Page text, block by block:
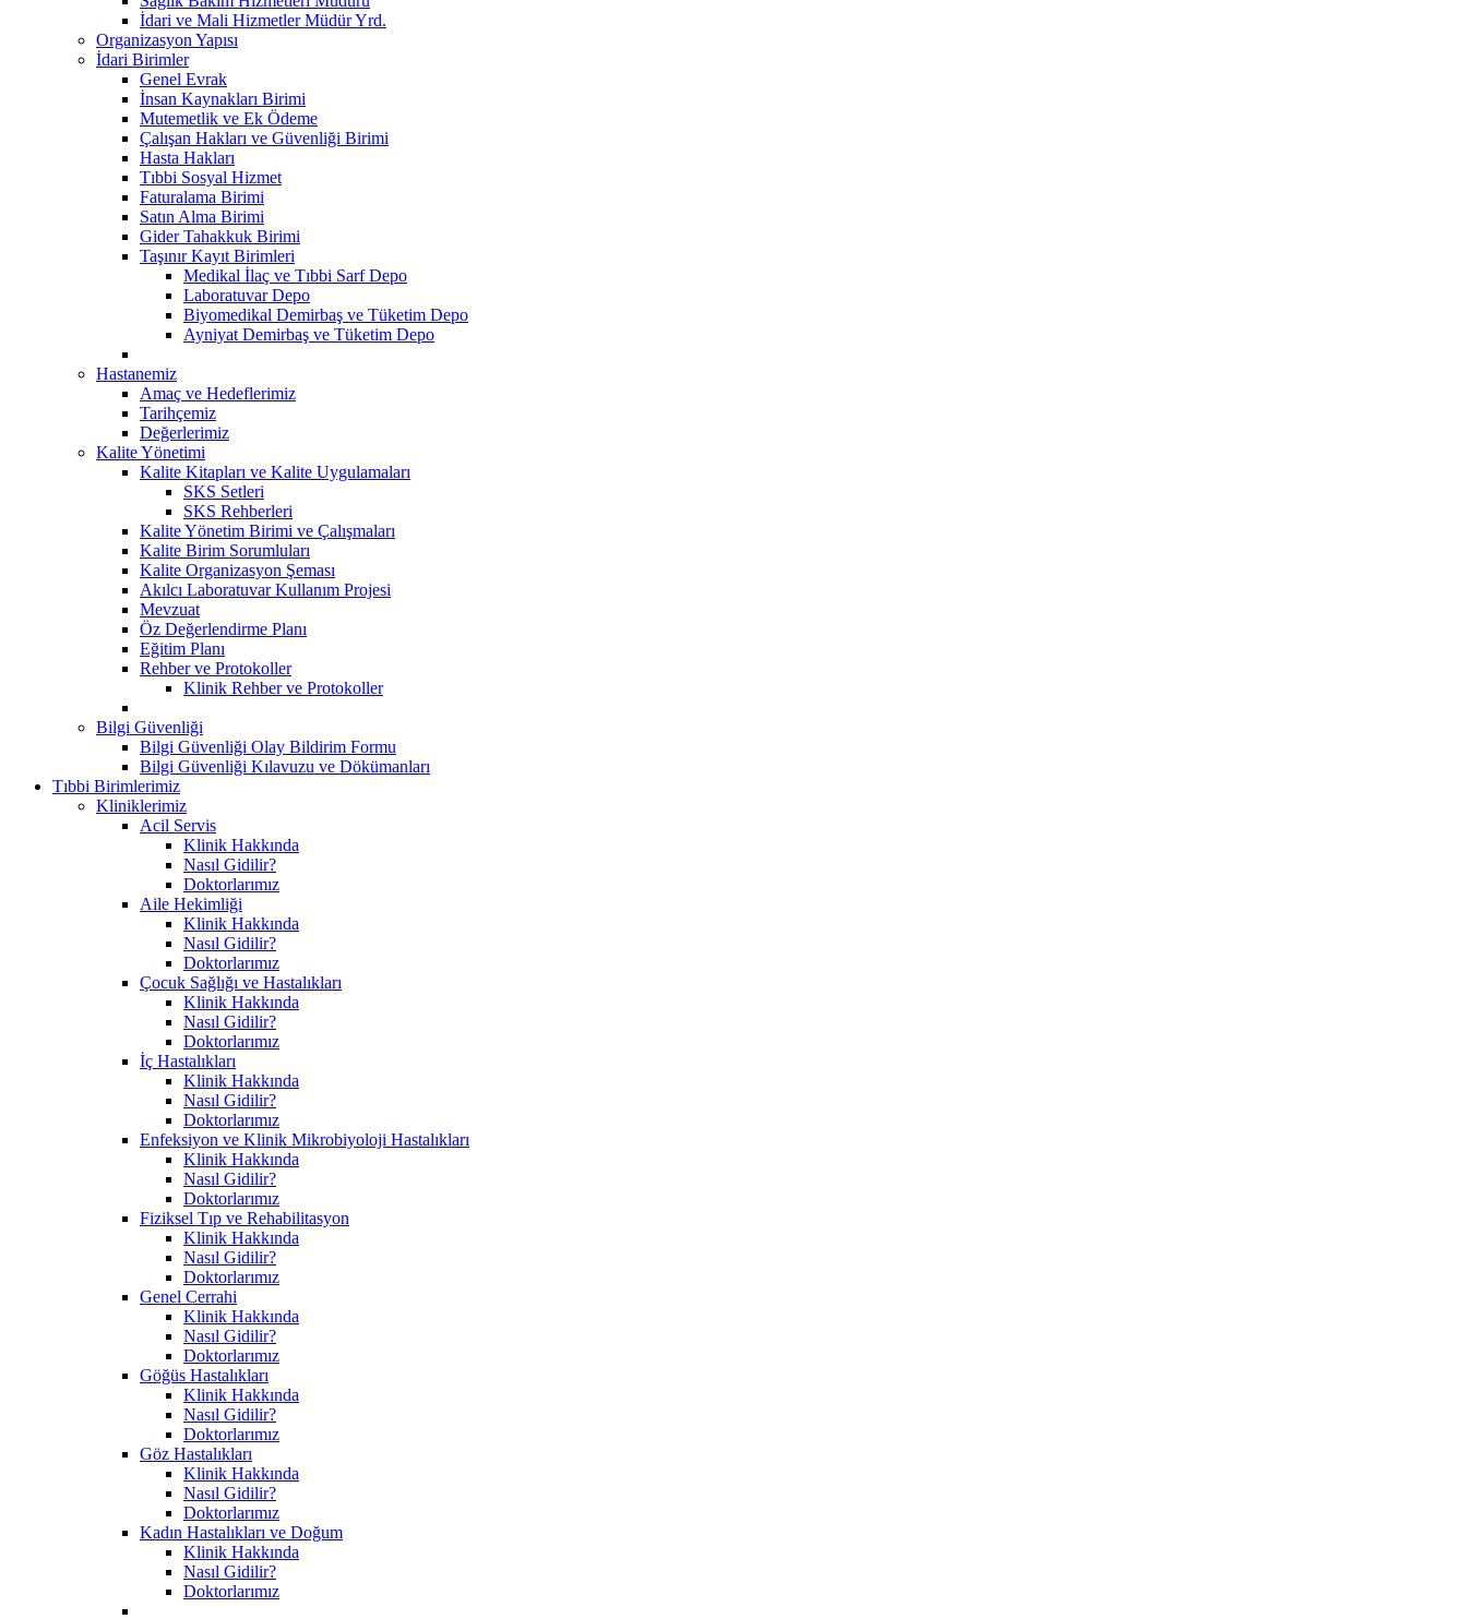
İdari ve Mali Hizmetler Müdür Yrd.
Organizasyon Yapısı
İdari Birimler
Genel Evrak
İnsan Kaynakları Birimi
Mutemetlik ve Ek Ödeme
Çalışan Hakları ve Güvenliği Birimi
Hasta Hakları
Tıbbi Sosyal Hizmet
Faturalama Birimi
Satın Alma Birimi
Gider Tahakkuk Birimi
Taşınır Kayıt Birimleri
Medikal İlaç ve Tıbbi Sarf Depo
Laboratuvar Depo
Biyomedikal Demirbaş ve Tüketim Depo
Ayniyat Demirbaş ve Tüketim Depo
Hastanemiz
Amaç ve Hedeflerimiz
Tarihçemiz
Değerlerimiz
Kalite Yönetimi
Kalite Kitapları ve Kalite Uygulamaları
SKS Setleri
SKS Rehberleri
Kalite Yönetim Birimi ve Çalışmaları
Kalite Birim Sorumluları
Kalite Organizasyon Şeması
Akılcı Laboratuvar Kullanım Projesi
Mevzuat
Öz Değerlendirme Planı
Eğitim Planı
Rehber ve Protokoller
Klinik Rehber ve Protokoller
Bilgi Güvenliği
Bilgi Güvenliği Olay Bildirim Formu
Bilgi Güvenliği Kılavuzu ve Dökümanları
Tıbbi Birimlerimiz
Kliniklerimiz
Acil Servis
Klinik Hakkında
Nasıl Gidilir?
Doktorlarımız
Aile Hekimliği
Klinik Hakkında
Nasıl Gidilir?
Doktorlarımız
Çocuk Sağlığı ve Hastalıkları
Klinik Hakkında
Nasıl Gidilir?
Doktorlarımız
İç Hastalıkları
Klinik Hakkında
Nasıl Gidilir?
Doktorlarımız
Enfeksiyon ve Klinik Mikrobiyoloji Hastalıkları
Klinik Hakkında
Nasıl Gidilir?
Doktorlarımız
Fiziksel Tıp ve Rehabilitasyon
Klinik Hakkında
Nasıl Gidilir?
Doktorlarımız
Genel Cerrahi
Klinik Hakkında
Nasıl Gidilir?
Doktorlarımız
Göğüs Hastalıkları
Klinik Hakkında
Nasıl Gidilir?
Doktorlarımız
Göz Hastalıkları
Klinik Hakkında
Nasıl Gidilir?
Doktorlarımız
Kadın Hastalıkları ve Doğum
Klinik Hakkında
Nasıl Gidilir?
Doktorlarımız